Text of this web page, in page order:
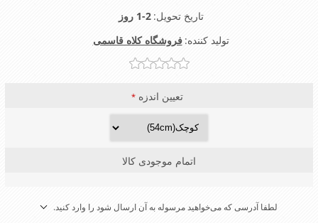
تاریخ تحویل: 1-2 روز
تولید کننده: فروشگاه کلاه قاسمی
تعیین اندزه*
اتمام موجودی کالا
لطفا آدرسی که می‌خواهید مرسوله به آن ارسال شود را وارد کنید.